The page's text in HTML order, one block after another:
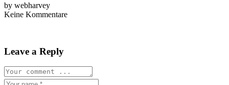
by webharvey
Keine Kommentare
Leave a Reply